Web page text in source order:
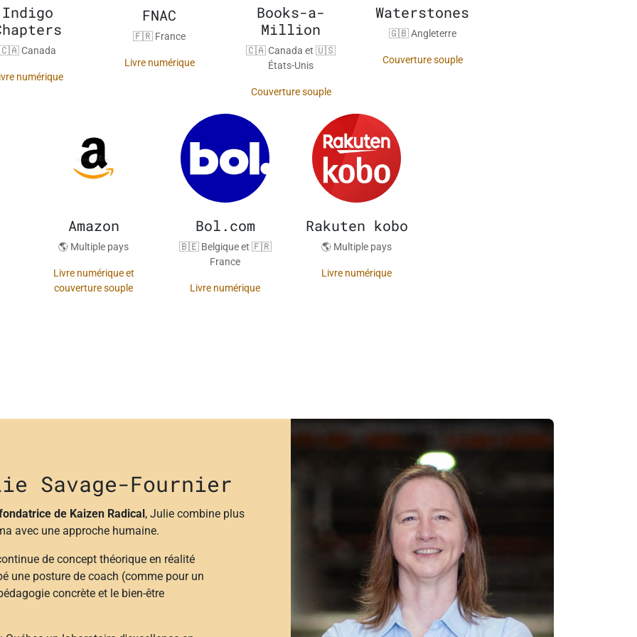
Waterstones
🇬🇧 Angleterre
Couverture souple
Books-a-
Million
🇨🇦 Canada et 🇺🇸
États-Unis
Couverture souple
FNAC
🇫🇷 France
Livre numérique
Indigo
🇨🇦 Canada
numérique
Rakuten kobo
🌎 Multiple pays
Livre numérique
Bol.com
🇧🇪 Belgique et 🇫🇷
France
Livre numérique
Amazon
🌎 Multiple pays
Livre numérique et
couverture souple
Savage-Fournier
de Kaizen Radical, Julie combine plus
avec une approche humaine.
de concept théorique en réalité
une posture de coach (comme pour un
concrète et le bien-être